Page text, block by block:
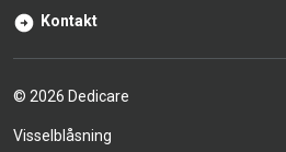
Kontakt
© 2026 Dedicare
Visselblåsning